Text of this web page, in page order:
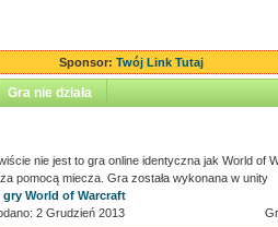
Sponsor: Twój Link Tutaj
Gra nie działa
nie jest to gra online identyczna jak World of
pomocą miecza. Gra została wykonana w unity
gry World of Warcraft
2 Grudzień 2013